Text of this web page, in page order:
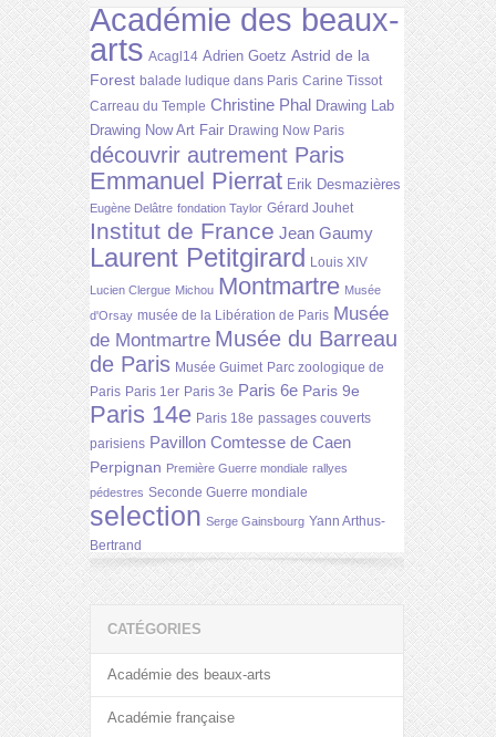
Académie des beaux-
arts Acagl14 Adrien Goetz Astrid de la
Forest balade ludique dans Paris Carine Tissot
Carreau du Temple Christine Phal Drawing Lab
Drawing Now Art Fair Drawing Now Paris
découvrir autrement Paris
Emmanuel Pierrat Erik Desmazières
Eugène Delâtre fondation Taylor Gérard Jouhet
Institut de France Jean Gaumy
Laurent Petitgirard Louis XIV
Lucien Clergue Michou Montmartre Musée
d'Orsay musée de la Libération de Paris Musée
de Montmartre Musée du Barreau
de Paris Musée Guimet Parc zoologique de
Paris Paris 1er Paris 3e Paris 6e Paris 9e
Paris 14e Paris 18e passages couverts
parisiens Pavillon Comtesse de Caen
Perpignan Première Guerre mondiale rallyes
pédestres Seconde Guerre mondiale
selection Serge Gainsbourg Yann Arthus-
Bertrand
CATÉGORIES
Académie des beaux-arts
Académie française